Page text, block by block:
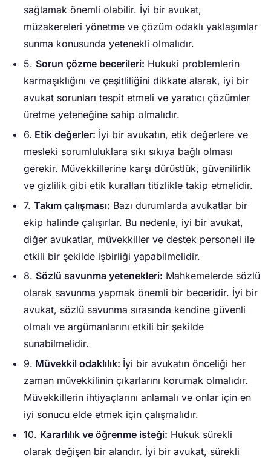
sağlamak önemli olabilir. İyi bir avukat,
müzakereleri yönetme ve çözüm odaklı yaklaşımlar
sunma konusunda yetenekli olmalıdır.
5. Sorun çözme becerileri: Hukuki problemlerin
karmaşıklığını ve çeşitliliğini dikkate alarak, iyi bir
avukat sorunları tespit etmeli ve yaratıcı çözümler
üretme yeteneğine sahip olmalıdır.
6. Etik değerler: İyi bir avukatın, etik değerlere ve
mesleki sorumluluklara sıkı sıkıya bağlı olması
gerekir. Müvekkillerine karşı dürüstlük, güvenilirlik
ve gizlilik gibi etik kuralları titizlikle takip etmelidir.
7. Takım çalışması: Bazı durumlarda avukatlar bir
ekip halinde çalışırlar. Bu nedenle, iyi bir avukat,
diğer avukatlar, müvekkiller ve destek personeli ile
etkili bir şekilde işbirliği yapabilmelidir.
8. Sözlü savunma yetenekleri: Mahkemelerde sözlü
olarak savunma yapmak önemli bir beceridir. İyi bir
avukat, sözlü savunma sırasında kendine güvenli
olmalı ve argümanlarını etkili bir şekilde
sunabilmelidir.
9. Müvekkil odaklılık: İyi bir avukatın önceliği her
zaman müvekkilinin çıkarlarını korumak olmalıdır.
Müvekkillerin ihtiyaçlarını anlamalı ve onlar için en
iyi sonucu elde etmek için çalışmalıdır.
10. Kararlılık ve öğrenme isteği: Hukuk sürekli
olarak değişen bir alandır. İyi bir avukat, sürekli